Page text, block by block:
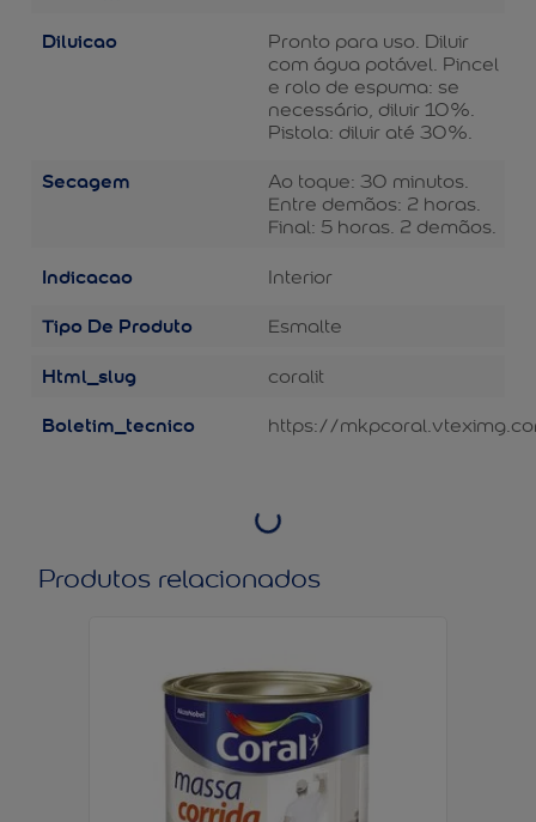
Diluicao
Pronto para uso. Diluir
com água potável. Pincel
e rolo de espuma: se
necessário, diluir 10%.
Pistola: diluir até 30%.
Secagem
Ao toque: 30 minutos.
Entre demãos: 2 horas.
Final: 5 horas. 2 demãos.
Indicacao Interior
Tipo De Produto Esmalte
Html_slug coralit
Boletim_tecnico https://
Produtos relacionados